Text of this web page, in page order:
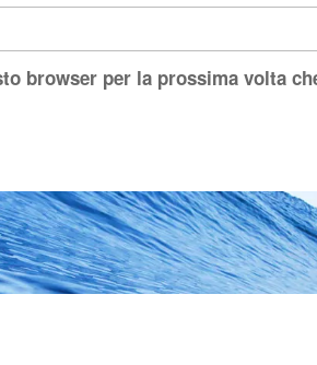
browser per la prossima volta